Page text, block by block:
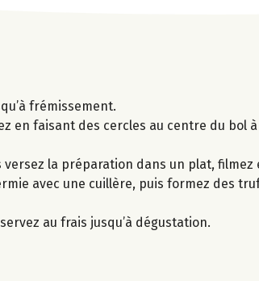
frémissement.
en faisant des cercles au centre du bol
la préparation dans un plat, filmez
avec une cuillère, puis formez des
au frais jusqu’à dégustation.